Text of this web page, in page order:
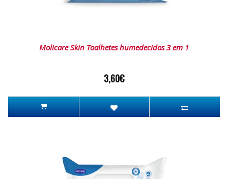
Molicare Skin Toalhetes humedecidos 3 em 1
3,60€